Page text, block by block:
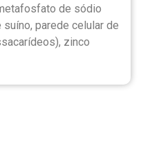
de sódio
parede celular de
zinco